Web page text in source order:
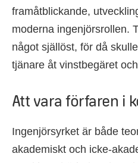
framåtblickande,
moderna ingenjörsrollen.
något själlöst, för då
tjänare åt vinstbegäret
Att vara förfaren i
Ingenjörsyrket är både
akademiskt och icke-